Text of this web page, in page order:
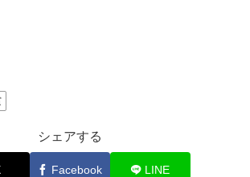
シェアする
Facebook LINE